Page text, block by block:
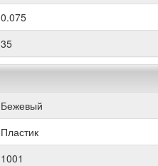
0.075
35
Бежевый
Пластик
1001